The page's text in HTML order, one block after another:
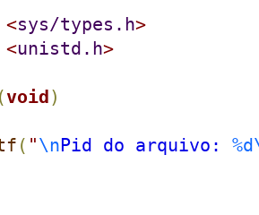
<sys/types.h>
<unistd.h>
(void )
( "\nPid do arquivo: %d